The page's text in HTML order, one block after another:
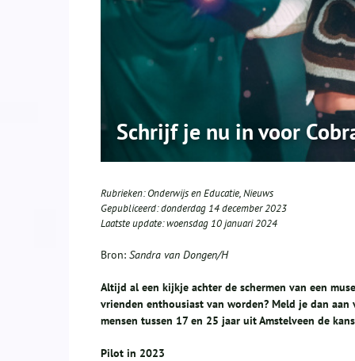
Schrijf je nu in voor
Rubrieken:Onderwijs en Educatie,Nieuws
Gepubliceerd:donderdag 14 december 2023
Laatste update:woensdag 10 januari 2024
Bron: Sandra van Dongen/H
Altijd al een kijkje achter de schermen van een
vrienden enthousiast van worden? Meld je dan aan
mensen tussen 17 en 25 jaar uit Amstelveen de
Pilot in 2023